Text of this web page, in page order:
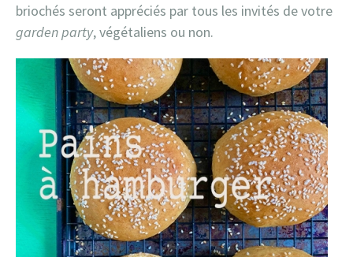
briochés seront appréciés par tous les invités de votre
garden party, végétaliens ou non.